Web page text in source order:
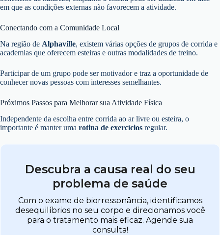
em que as condições externas não favorecem a atividade.
Conectando com a Comunidade Local
Na região de Alphaville, existem várias opções de grupos de corrida e
academias que oferecem esteiras e outras modalidades de treino.
Participar de um grupo pode ser motivador e traz a oportunidade de
conhecer novas pessoas com interesses semelhantes.
Próximos Passos para Melhorar sua Atividade Física
Independente da escolha entre corrida ao ar livre ou esteira, o
importante é manter uma rotina de exercícios regular.
Descubra a causa real do seu
problema de saúde
Com o exame de biorressonância, identificamos
desequilíbrios no seu corpo e direcionamos você
para o tratamento mais eficaz. Agende sua
consulta!